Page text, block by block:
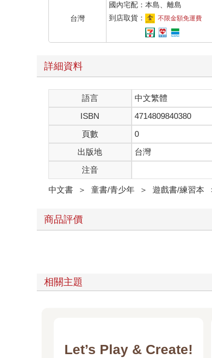
台灣
國內宅配：本島、離島
到店取貨：
不限金額免運費
詳細資料
語言 中文繁體
ISBN
4714809840380
頁數
0
出版地
台灣
注音
中文書 ＞ 童書/青少年 ＞ 遊戲書/練習本
商品評價
相關主題
Let’s Play & Create!